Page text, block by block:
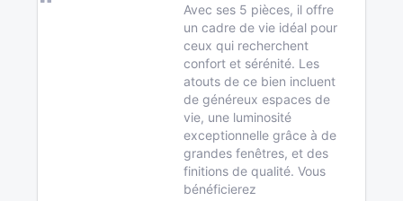
Avec ses 5 pièces, il offre
un cadre de vie idéal pour
ceux qui recherchent
confort et sérénité. Les
atouts de ce bien incluent
de généreux espaces de
vie, une luminosité
exceptionnelle grâce à de
grandes fenêtres, et des
finitions de qualité. Vous
bénéficierez